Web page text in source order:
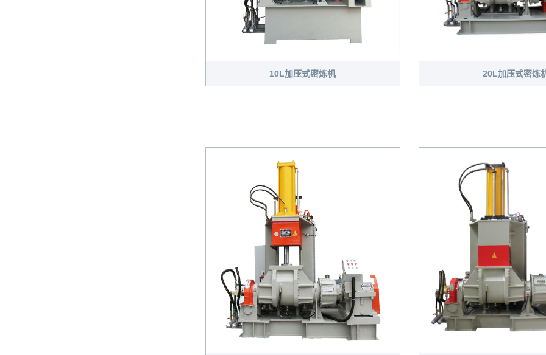
10L加压式密炼机 20L加压式密炼